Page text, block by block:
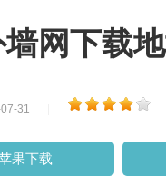
网下载
31
果下载